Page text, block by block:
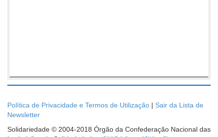
Política de Privacidade e Termos de Utilização | Sair da Lista de
Newsletter
Solidariedade © 2004-2018 Órgão da Confederação Nacional das